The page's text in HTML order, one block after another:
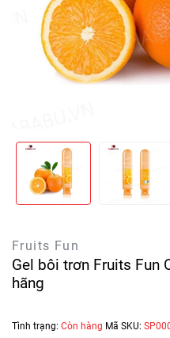
Fruits Fun
Gel bôi trơn Fruits Fun
hãng
Tình trạng: Còn hàng Mã SKU: